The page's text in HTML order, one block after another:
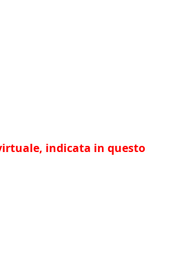
indicata in questo